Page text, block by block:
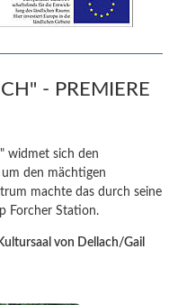
- PREMIERE
widmet sich den
den mächtigen
machte das durch seine
Forcher Station.
von Dellach/Gail